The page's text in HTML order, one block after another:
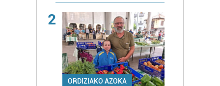
2
ORDIZIAKO AZOKA